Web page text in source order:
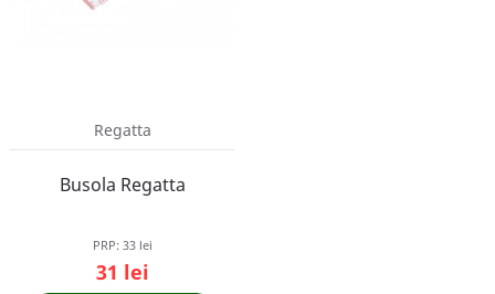
Regatta
Busola Regatta
PRP: 33 lei
31 lei